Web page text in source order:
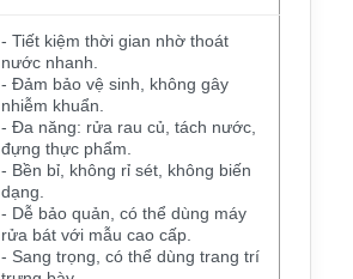
- Tiết kiệm thời gian nhờ thoát
nước nhanh.
- Đảm bảo vệ sinh, không gây
nhiễm khuẩn.
- Đa năng: rửa rau củ, tách nước,
đựng thực phẩm.
- Bền bỉ, không rỉ sét, không biến
dạng.
- Dễ bảo quản, có thể dùng máy
rửa bát với mẫu cao cấp.
- Sang trọng, có thể dùng trang trí